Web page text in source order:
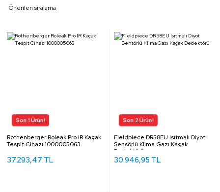
Rothenberger Roleak Pro IR Kaçak
Tespit Cihazı 1000005063
37.293,47 TL
Fieldpiece DR58EU Isıtmalı Diyot
Sensörlü Klima Gazı Kaçak
Dedektörü
30.946,95 TL